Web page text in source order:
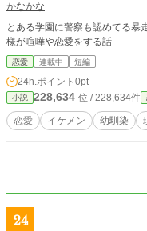
かなかな
とある学園に警察も認めてる暴走族
様が喧嘩や恋愛をする話
恋愛 連載中 短編
24h.ポイント 0pt
小説 228,634 位 / 228,634件
恋愛 イケメン 幼馴染
24